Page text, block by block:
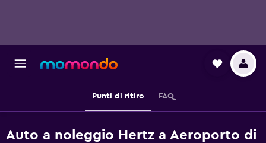
Punti di ritiro FAQ
Auto a noleggio Hertz a Aeroporto di